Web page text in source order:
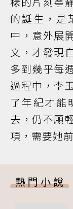
的誕生，是
中，意外展
文，才發現
多到幾乎每
過程中，李
了年紀才能
去，仍不願
項，需要她
熱門小說